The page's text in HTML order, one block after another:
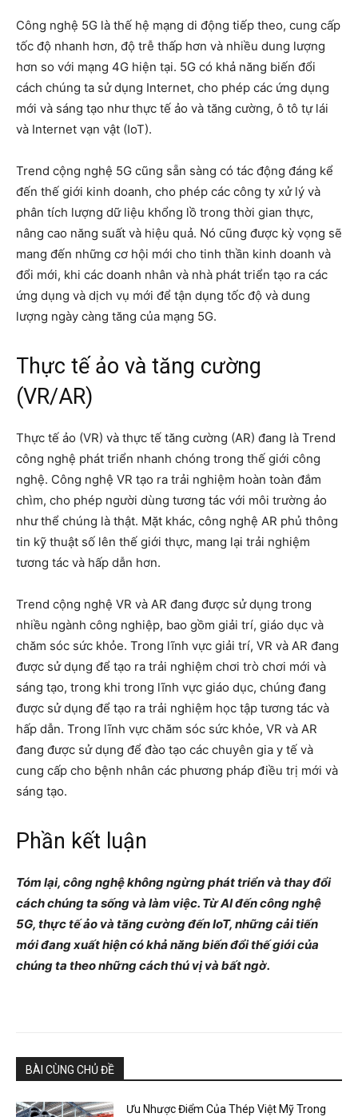
Công nghệ 5G là thế hệ mạng di động tiếp theo, cung cấp
tốc độ nhanh hơn, độ trễ thấp hơn và nhiều dung lượng
hơn so với mạng 4G hiện tại. 5G có khả năng biến đổi
cách chúng ta sử dụng Internet, cho phép các ứng dụng
mới và sáng tạo như thực tế ảo và tăng cường, ô tô tự lái
và Internet vạn vật (IoT).
Trend cộng nghệ 5G cũng sẵn sàng có tác động đáng kể
đến thế giới kinh doanh, cho phép các công ty xử lý và
phân tích lượng dữ liệu khổng lồ trong thời gian thực,
nâng cao năng suất và hiệu quả. Nó cũng được kỳ vọng sẽ
mang đến những cơ hội mới cho tinh thần kinh doanh và
đổi mới, khi các doanh nhân và nhà phát triển tạo ra các
ứng dụng và dịch vụ mới để tận dụng tốc độ và dung
lượng ngày càng tăng của mạng 5G.
Thực tế ảo và tăng cường
(VR/AR)
Thực tế ảo (VR) và thực tế tăng cường (AR) đang là Trend
công nghệ phát triển nhanh chóng trong thế giới công
nghệ. Công nghệ VR tạo ra trải nghiệm hoàn toàn đắm
chìm, cho phép người dùng tương tác với môi trường ảo
như thể chúng là thật. Mặt khác, công nghệ AR phủ thông
tin kỹ thuật số lên thế giới thực, mang lại trải nghiệm
tương tác và hấp dẫn hơn.
Trend cộng nghệ VR và AR đang được sử dụng trong
nhiều ngành công nghiệp, bao gồm giải trí, giáo dục và
chăm sóc sức khỏe. Trong lĩnh vực giải trí, VR và AR đang
được sử dụng để tạo ra trải nghiệm chơi trò chơi mới và
sáng tạo, trong khi trong lĩnh vực giáo dục, chúng đang
được sử dụng để tạo ra trải nghiệm học tập tương tác và
hấp dẫn. Trong lĩnh vực chăm sóc sức khỏe, VR và AR
đang được sử dụng để đào tạo các chuyên gia y tế và
cung cấp cho bệnh nhân các phương pháp điều trị mới và
sáng tạo.
Phần kết luận
Tóm lại, công nghệ không ngừng phát triển và thay đổi
cách chúng ta sống và làm việc. Từ AI đến công nghệ
5G, thực tế ảo và tăng cường đến IoT, những cải tiến
mới đang xuất hiện có khả năng biến đổi thế giới của
chúng ta theo những cách thú vị và bất ngờ.
BÀI CÙNG CHỦ ĐỀ
Ưu Nhược Điểm Của Thép Việt Mỹ Trong